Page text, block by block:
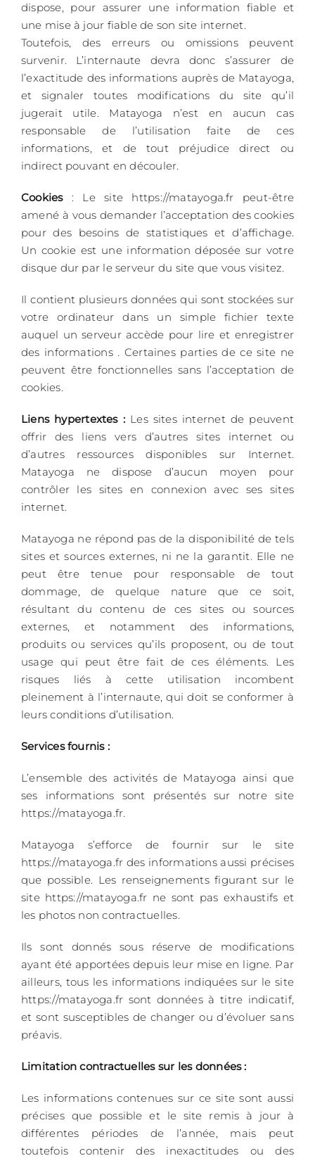
dispose, pour assurer une information fiable et
une mise à jour fiable de son site internet.
Toutefois, des erreurs ou omissions peuvent
survenir. L’internaute devra donc s’assurer de
l’exactitude des informations auprès de Matayoga,
et signaler toutes modifications du site qu’il
jugerait utile. Matayoga n’est en aucun cas
responsable de l’utilisation faite de ces
informations, et de tout préjudice direct ou
indirect pouvant en découler.
Cookies: Le site https://matayoga.fr peut-être
amené à vous demander l’acceptation des cookies
pour des besoins de statistiques et d’affichage.
Un cookie est une information déposée sur votre
disque dur par le serveur du site que vous visitez.
Il contient plusieurs données qui sont stockées sur
votre ordinateur dans un simple fichier texte
auquel un serveur accède pour lire et enregistrer
des informations . Certaines parties de ce site ne
peuvent être fonctionnelles sans l’acceptation de
cookies.
Liens hypertextes :Les sites internet de peuvent
offrir des liens vers d’autres sites internet ou
d’autres ressources disponibles sur Internet.
Matayoga ne dispose d’aucun moyen pour
contrôler les sites en connexion avec ses sites
internet.
Matayoga ne répond pas de la disponibilité de tels
sites et sources externes, ni ne la garantit. Elle ne
peut être tenue pour responsable de tout
dommage, de quelque nature que ce soit,
résultant du contenu de ces sites ou sources
externes, et notamment des informations,
produits ou services qu’ils proposent, ou de tout
usage qui peut être fait de ces éléments. Les
risques liés à cette utilisation incombent
pleinement à l’internaute, qui doit se conformer à
leurs conditions d’utilisation.
Services fournis :
L’ensemble des activités de Matayoga ainsi que
ses informations sont présentés sur notre site
https://matayoga.fr.
Matayoga s’efforce de fournir sur le site
https://matayoga.fr des informations aussi précises
que possible. Les renseignements figurant sur le
site https://matayoga.fr ne sont pas exhaustifs et
les photos non contractuelles.
Ils sont donnés sous réserve de modifications
ayant été apportées depuis leur mise en ligne. Par
ailleurs, tous les informations indiquées sur le site
https://matayoga.fr sont données à titre indicatif,
et sont susceptibles de changer ou d’évoluer sans
préavis.
Limitation contractuelles sur les données :
Les informations contenues sur ce site sont aussi
précises que possible et le site remis à jour à
différentes périodes de l’année, mais peut
toutefois contenir des inexactitudes ou des